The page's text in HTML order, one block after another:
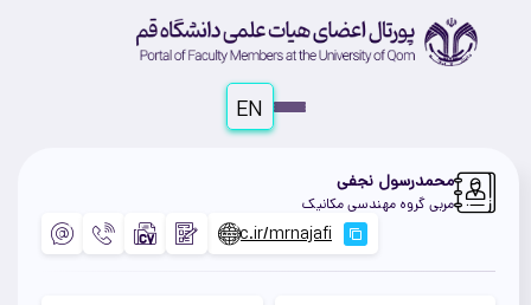
EN
محمدرسول نجفی
مربی گروه مهندسی مکانیک